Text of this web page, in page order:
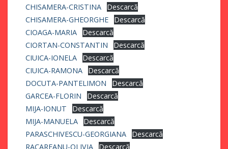
CHISAMERA-CRISTINA
Descarcă
CHISAMERA-GHEORGHE
Descarcă
CIOAGA-MARIA
Descarcă
CIORTAN-CONSTANTIN
Descarcă
CIUICA-IONELA
Descarcă
CIUICA-RAMONA
Descarcă
DOCUTA-PANTELIMON
Descarcă
GARCEA-FLORIN
Descarcă
MIJA-IONUT
Descarcă
MIJA-MANUELA
Descarcă
PARASCHIVESCU-GEORGIANA
Descarcă
RACAREANU-OLIVIA
Descarcă